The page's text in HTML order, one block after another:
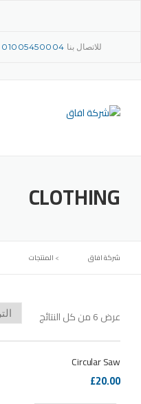
للاتصال بنا 01005450004
CLOTHING
شركة افاق > المنتجات
عرض ⁦6⁩ من كل النتائج
Circular Saw
£20.00